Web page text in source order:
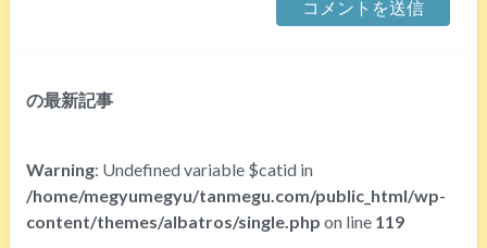
の最新記事
Warning: Undefined variable $catid in
/home/megyumegyu/tanmegu.com/public_html/wp-
content/themes/albatros/single.php on line 119